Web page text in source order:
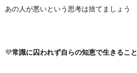
あの人が悪いという思考は捨てましょう
💜常識に囚われず自らの知恵で生きること